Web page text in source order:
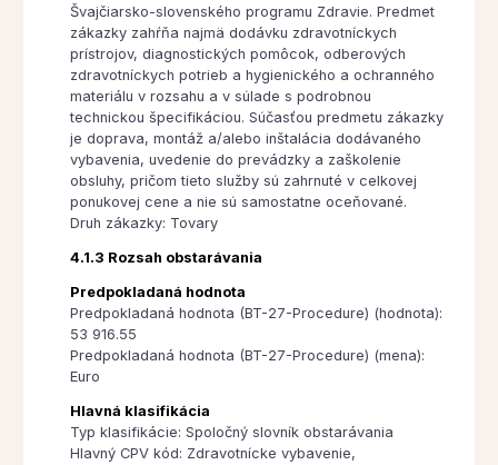
Švajčiarsko-slovenského programu Zdravie. Predmet
zákazky zahŕňa najmä dodávku zdravotníckych
prístrojov, diagnostických pomôcok, odberových
zdravotníckych potrieb a hygienického a ochranného
materiálu v rozsahu a v súlade s podrobnou
technickou špecifikáciou. Súčasťou predmetu zákazky
je doprava, montáž a/alebo inštalácia dodávaného
vybavenia, uvedenie do prevádzky a zaškolenie
obsluhy, pričom tieto služby sú zahrnuté v celkovej
ponukovej cene a nie sú samostatne oceňované.
Druh zákazky: Tovary
4.1.3 Rozsah obstarávania
Predpokladaná hodnota
Predpokladaná hodnota (BT-27-Procedure) (hodnota):
53 916.55
Predpokladaná hodnota (BT-27-Procedure) (mena):
Euro
Hlavná klasifikácia
Typ klasifikácie: Spoločný slovník obstarávania
Hlavný CPV kód: Zdravotnícke vybavenie,